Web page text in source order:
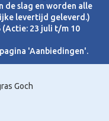
de slag en worden alle
levertijd geleverd.)
(Actie: 23 juli t/m 10
'Aanbiedingen'.
Goch